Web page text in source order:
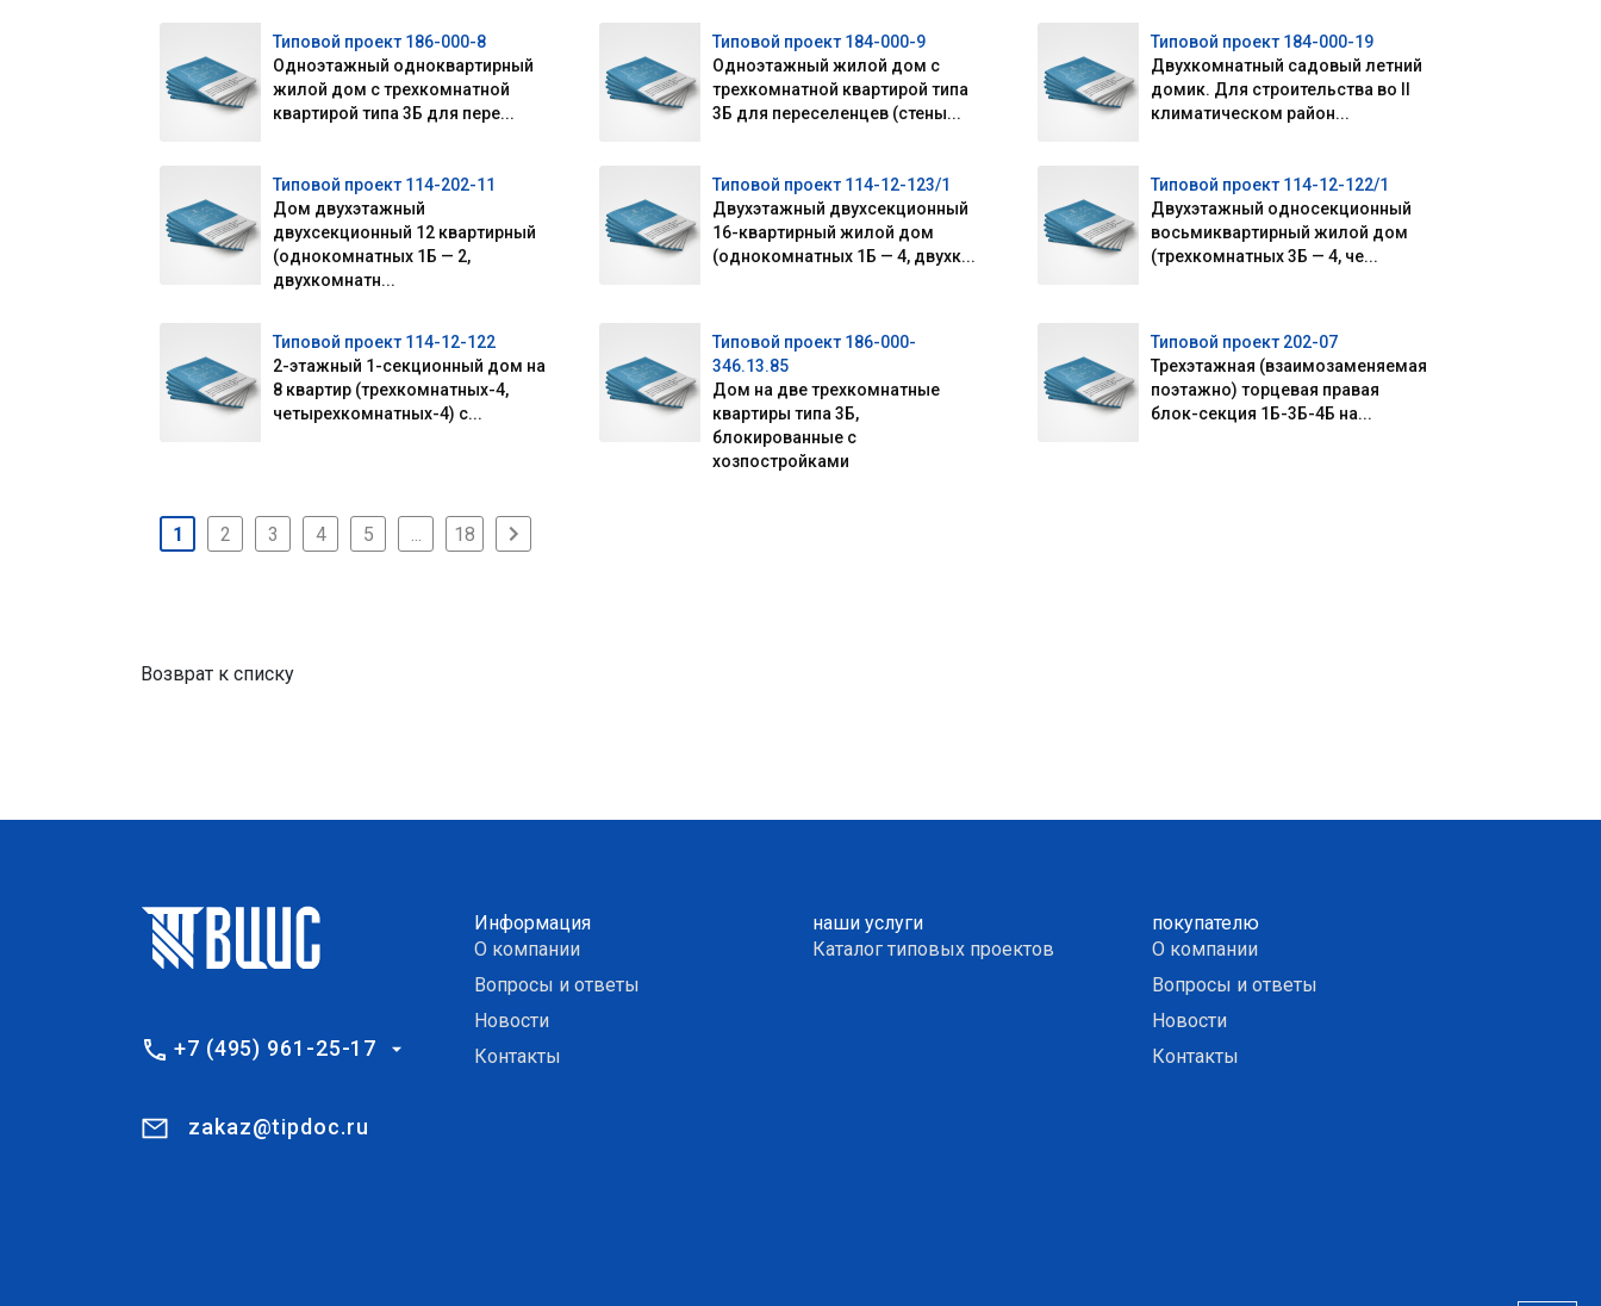
Типовой проект 186-000-8
Одноэтажный одноквартирный
жилой дом с трехкомнатной
квартирой типа 3Б для пере...
Типовой проект 184-000-9
Одноэтажный жилой дом с
трехкомнатной квартирой типа
3Б для переселенцев (стены...
Типовой проект 184-000-19
Двухкомнатный садовый летний
домик. Для строительства во II
климатическом район...
Типовой проект 114-202-11
Дом двухэтажный
двухсекционный 12 квартирный
(однокомнатных 1Б — 2,
двухкомнатн...
Типовой проект 114-12-123/1
Двухэтажный двухсекционный
16-квартирный жилой дом
(однокомнатных 1Б — 4, двухк...
Типовой проект 114-12-122/1
Двухэтажный односекционный
восьмиквартирный жилой дом
(трехкомнатных 3Б — 4, че...
Типовой проект 114-12-122
2-этажный 1-секционный дом на
8 квартир (трехкомнатных-4,
четырехкомнатных-4) с...
Типовой проект 186-000-
346.13.85
Дом на две трехкомнатные
квартиры типа 3Б,
блокированные с
хозпостройками
Типовой проект 202-07
Трехэтажная (взаимозаменяемая
поэтажно) торцевая правая
блок-секция 1Б-3Б-4Б на...
1 2 3 4 5 18
Возврат к списку
+7 (495) 961-25-17
zakaz@tipdoc.ru
Информация
О компании
Вопросы и ответы
Новости
Контакты
наши услуги
Каталог типовых проектов
покупателю
О компании
Вопросы и ответы
Новости
Контакты